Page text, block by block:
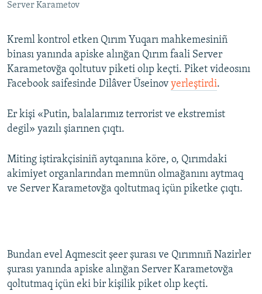
QOŞULIÑIZ!
RFE/RS bütün saytları
Server Karametov
Kreml kontrol etken Qırım Yuqarı mahkemesiniñ
binası yanında apiske alınğan Qırım faali Server
Karametovğa qoltutuv piketi olıp keçti. Piket videosını
Facebook saifesinde Dilâver Üseinov yerleştirdi.
Er kişi «Putin, balalarımız terrorist ve ekstremist
degil» yazılı şiarınen çıqtı.
Miting iştirakçisiniñ aytqanına köre, o, Qırımdaki
akimiyet organlarından memnün olmağanını aytmaq
ve Server Karametovğa qoltutmaq içün piketke çıqtı.
Bundan evel Aqmescit şeer şurası ve Qırımnıñ Nazirler
şurası yanında apiske alınğan Server Karametovğa
qoltutmaq içün eki bir kişilik piket olıp keçti.